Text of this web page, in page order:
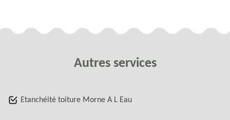
Autres services
Etanchéité toiture Morne A L Eau